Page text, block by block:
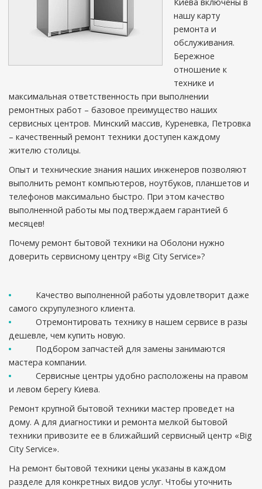
нашу карту
ремонта и
обслуживания.
Бережное
отношение к
технике и
максимальная ответственность при выполнении
ремонтных работ – базовое преимущество наших
сервисных центров. Минский массив, Куреневка, Петровка
– качественный ремонт техники доступен каждому
жителю столицы.
Опыт и технические знания наших инженеров позволяют
выполнить ремонт компьютеров, ноутбуков, планшетов и
телефонов максимально быстро. При этом качество
выполненной работы мы подтверждаем гарантией 6
месяцев!
Почему ремонт бытовой техники на Оболони нужно
доверить сервисному центру «Big City Service»?
Качество выполненной работы удовлетворит даже
самого скрупулезного клиента.
Отремонтировать технику в нашем сервисе в разы
дешевле, чем купить новую.
Подбором запчастей для замены занимаются
мастера компании.
Сервисные центры удобно расположены на правом
и левом берегу Киева.
Ремонт крупной бытовой техники мастер проведет на
дому. А для диагностики и ремонта мелкой бытовой
техники привозите ее в ближайший сервисный центр «Big
City Service».
На ремонт бытовой техники цены указаны в каждом
разделе для конкретных видов услуг. Чтобы уточнить